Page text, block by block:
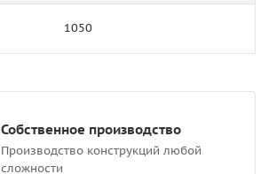
1050
Собственное производство
Производство конструкций любой
сложности